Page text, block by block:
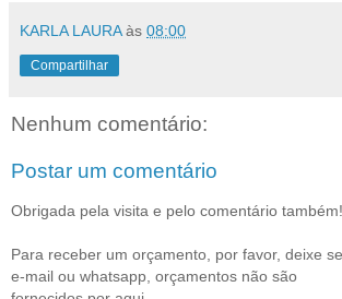
KARLA LAURA às 08:00
Compartilhar
Nenhum comentário:
Postar um comentário
Obrigada pela visita e pelo comentário
Para receber um orçamento, por favor, deixe
e-mail ou whatsapp, orçamentos não são